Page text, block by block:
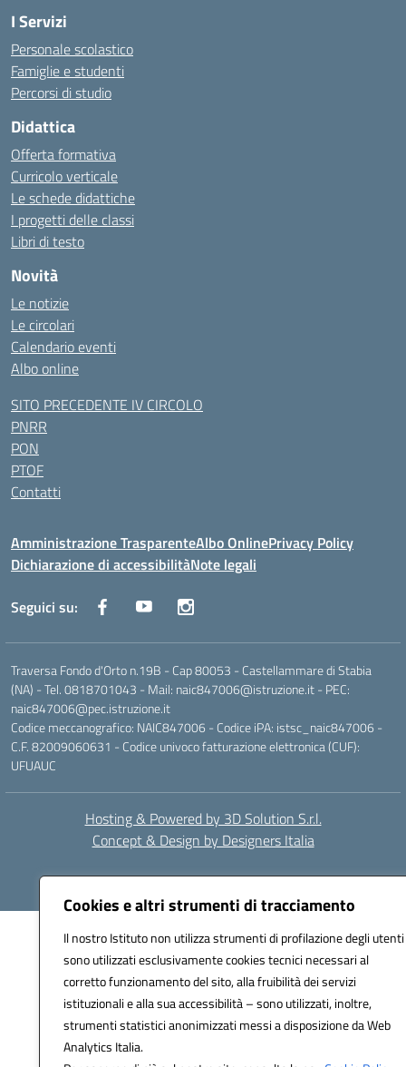
Cookies e altri strumenti di tracciamento
Il nostro Istituto non utilizza strumenti di profilazione degli
sono utilizzati esclusivamente cookies tecnici necessari al
corretto funzionamento del sito, alla fruibilità dei servizi
istituzionali e alla sua accessibilità – sono utilizzati, inoltre,
strumenti statistici anonimizzati messi a disposizione da Web
Analytics Italia.
I Servizi
Personale scolastico
Famiglie e studenti
Percorsi di studio
Didattica
Offerta formativa
Curricolo verticale
Le schede didattiche
I progetti delle classi
Libri di testo
Novità
Le notizie
Le circolari
Calendario eventi
Albo online
SITO PRECEDENTE IV CIRCOLO
PNRR
PON
PTOF
Contatti
Amministrazione TrasparenteAlbo OnlinePrivacy Policy
Dichiarazione di accessibilitàNote legali
Seguici su:
Traversa Fondo d'Orto n.19B - Cap 80053 - Castellammare di Stabia
(NA) - Tel. 0818701043 - Mail: naic847006@istruzione.it - PEC:
naic847006@pec.istruzione.it
Codice meccanografico: NAIC847006 - Codice iPA: istsc_naic847006 -
C.F. 82009060631 - Codice univoco fatturazione elettronica (CUF):
UFUAUC
Hosting & Powered by 3D Solution S.r.l.
Concept & Design by Designers Italia